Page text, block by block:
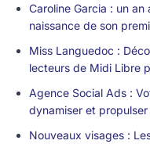
Caroline Garcia : un
naissance de son
Miss Languedoc :
lecteurs de Midi Libre
Agence Social Ads :
dynamiser et
Nouveaux visages :